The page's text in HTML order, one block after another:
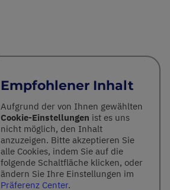
Empfohlener Inhalt
Aufgrund der von Ihnen gewählten
Cookie-Einstellungen ist es uns
nicht möglich, den Inhalt
anzuzeigen. Bitte akzeptieren Sie
alle Cookies, indem Sie auf die
folgende Schaltfläche klicken, oder
ändern Sie Ihre Einstellungen im
Präferenz Center.